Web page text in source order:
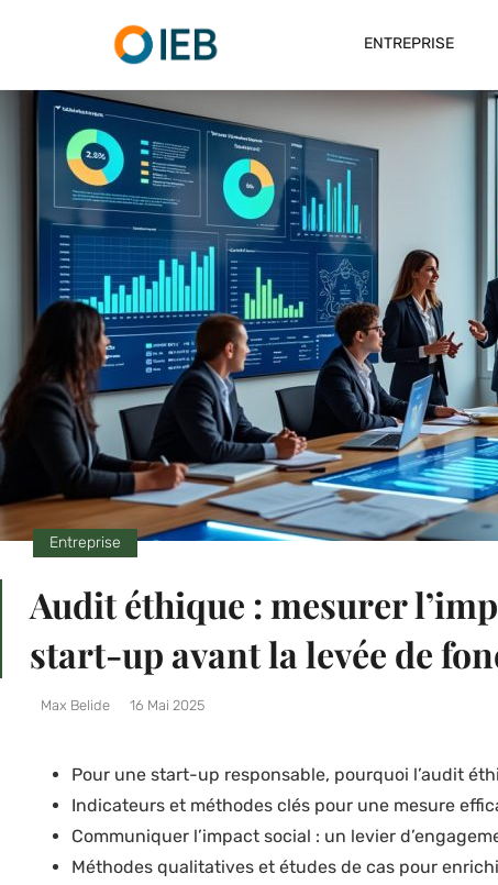
ENTREPRISE
Entreprise
Audit éthique : mesurer
start-up avant la levée de
Max Belide 16 Mai 2025
Pour une start-up responsable, pourquoi l’audit
Indicateurs et méthodes clés pour une mesure
Communiquer l’impact social : un levier
Méthodes qualitatives et études de cas pour